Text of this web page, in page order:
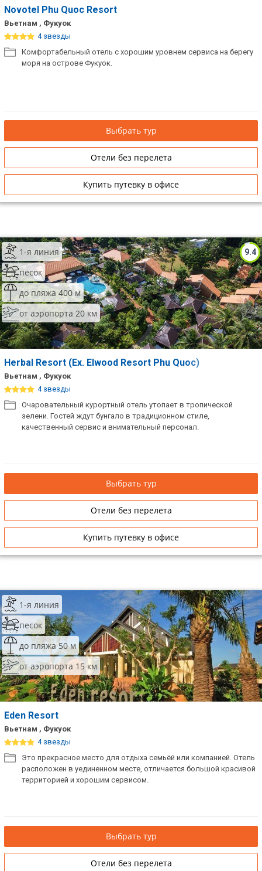
Novotel Phu Quoc Resort
Вьетнам , Фукуок
4 звезды
Комфортабельный отель с хорошим уровнем сервиса на берегу
моря на острове Фукуок.
Выбрать тур
Отели без перелета
Купить путевку в офисе
9.4
1-я линия
песок
до пляжа 400 м
от аэропорта 20 км
Herbal Resort (Ex. Elwood Resort Phu Quoc)
Вьетнам , Фукуок
4 звезды
Очаровательный курортный отель утопает в тропической
зелени. Гостей ждут бунгало в традиционном стиле,
качественный сервис и внимательный персонал.
Выбрать тур
Отели без перелета
Купить путевку в офисе
1-я линия
песок
до пляжа 50 м
от аэропорта 15 км
Eden Resort
Вьетнам , Фукуок
4 звезды
Это прекрасное место для отдыха семьёй или компанией. Отель
расположен в уединенном месте, отличается большой красивой
территорией и хорошим сервисом.
Выбрать тур
Отели без перелета